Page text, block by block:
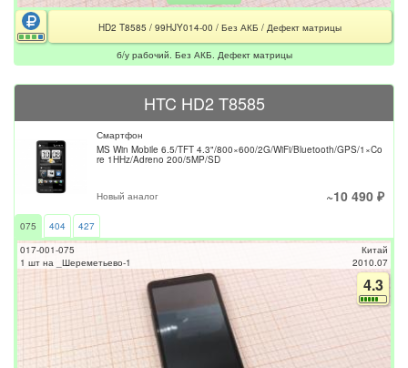
HD2 T8585 / 99HJY014-00 / Без АКБ / Дефект матрицы
б/у рабочий. Без АКБ. Дефект матрицы
HTC HD2 T8585
Смартфон
MS Win Mobile 6.5/TFT 4.3"/800×600/2G/WiFi/Bluetooth/GPS/1×Co
re 1HHz/Adreno 200/5MP/SD
Новый аналог ~10 490 ₽
075 404
427
017-001-075
1 шт на _Шереметьево-1
Китай
2010.07
4.3